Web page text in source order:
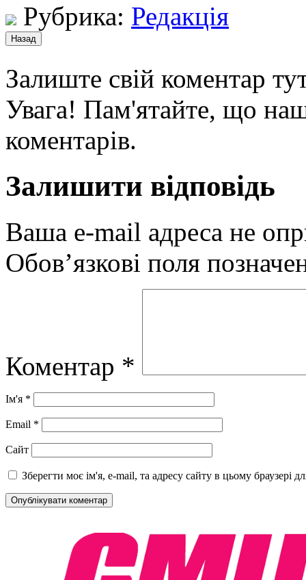
Рубрика: Редакція
Залиште свій коментар
Увага! Пам'ятайте, що
коментарів.
Залишити відповідь
Ваша e-mail адреса не
Обов’язкові поля
Коментар *
Ім'я *
Email *
Сайт
Зберегти моє ім'я, e-mail, та адресу сайту в цьому браузері